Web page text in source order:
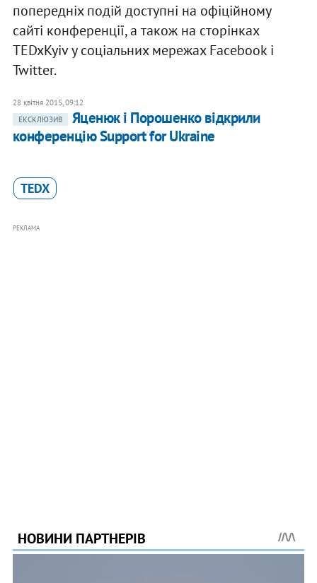
попередніх подій доступні на офіційному
сайті конференції, а також на сторінках
TEDxKyiv у соціальних мережах Facebook і
Twitter.
28 квітня 2015, 09:12
ЕКСКЛЮЗИВ
Яценюк і Порошенко відкрили
конференцію Support for Ukraine
TEDX
РЕКЛАМА